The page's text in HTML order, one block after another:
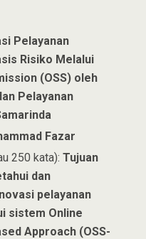
Pelayanan
Risiko Melalui
(OSS) oleh
Pelayanan
Fazar
250 kata):Tujuan
dan
pelayanan
sistem Online
Approach (OSS-